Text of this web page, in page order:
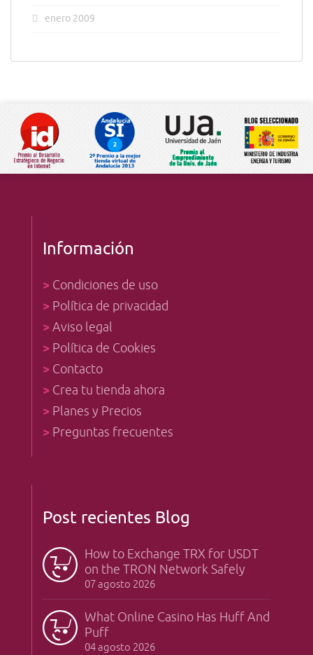
enero 2009
Información
> Condiciones de uso
> Política de privacidad
>Aviso legal
> Política de Cookies
> Contacto
> Crea tu tienda ahora
> Planes y Precios
> Preguntas frecuentes
Post recientes Blog
How to Exchange TRX for USDT
on the TRON Network Safely
07 agosto 2026
What Online Casino Has Huff And
Puff
04 agosto 2026